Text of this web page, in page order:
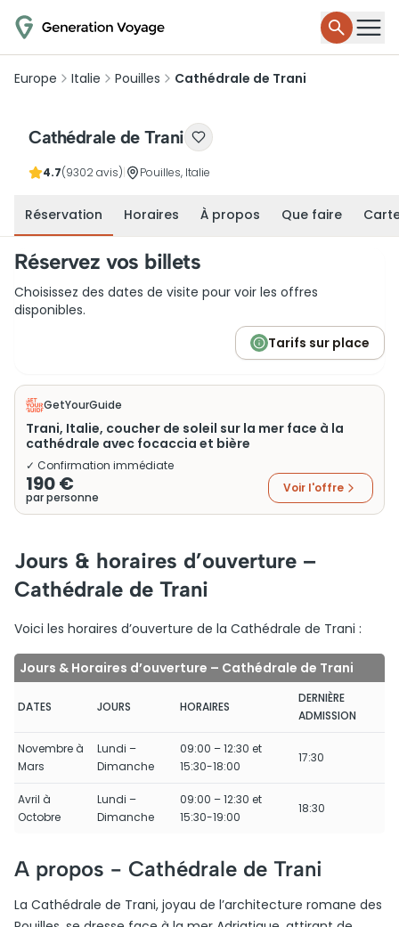
Europe Italie Pouilles Cathédrale de Trani
Cathédrale de Trani
4.7(9302 avis) Pouilles, Italie
Réservation Horaires À propos Que faire
Réservez vos billets
Choisissez des dates de visite pour voir les offres
disponibles.
Tarifs sur place
GetYourGuide
Trani, Italie, coucher de soleil sur la mer face à la
cathédrale avec focaccia et bière
✓ Confirmation immédiate
190 €
par personne
Voir l'offre
Jours & horaires d’ouverture –
Cathédrale de Trani
Voici les horaires d’ouverture de la Cathédrale de Trani :
Jours & Horaires d’ouverture – Cathédrale de Trani
DATES JOURS HORAIRES
DERNIÈRE
ADMISSION
Novembre à
Mars
Lundi –
Dimanche
09:00 – 12:30 et
15:30-18:00
17:30
Avril à
Octobre
Lundi –
Dimanche
09:00 – 12:30 et
15:30-19:00
18:30
A propos - Cathédrale de Trani
La Cathédrale de Trani, joyau de l’architecture romane des